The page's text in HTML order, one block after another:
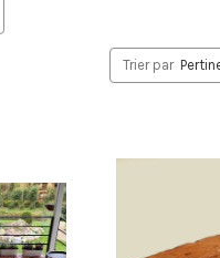
Trier par